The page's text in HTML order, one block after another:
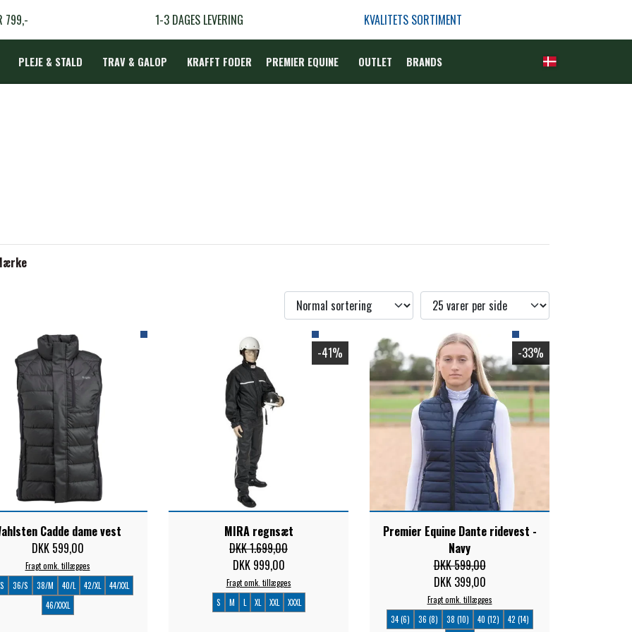
799,- 1-3 DAGES LEVERING KVALITETS SORTIMENT
PLEJE & STALD TRAV & GALOP KRAFFT FODER PREMIER EQUINE OUTLET BRANDS
Cadde dame vest
DKK 599,00
Fragt omk. tillægges
36/S 38/M 40/L 42/XL
44/XXL
46/XXXL
-41%
MIRA regnsæt
DKK 1.699,00
DKK 999,00
Fragt omk. tillægges
S
M L XL XXL XXXL
-33%
Premier Equine Dante ridevest -
Navy
DKK 599,00
DKK 399,00
Fragt omk. tillægges
34 (6)
36 (8) 38 (10) 40 (12)
42 (14)